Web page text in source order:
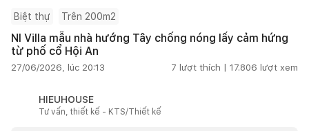
Biệt thự Trên 200m2
NI Villa mẫu nhà hướng Tây chống nóng lấy cảm hứng
từ phố cổ Hội An
27/06/2026, lúc 20:13 7 lượt thích | 17.806 lượt xem
HIEUHOUSE
Tư vấn, thiết kế - KTS/Thiết kế